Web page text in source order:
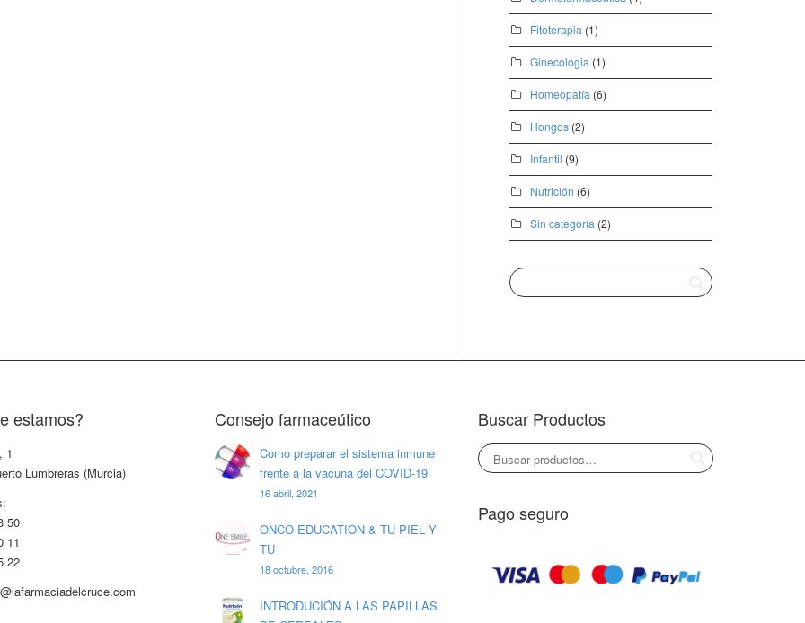
Fitoterapia (1)
Ginecologia (1)
Homeopatía (6)
Hongos(2)
Infantil (9)
Nutrición (6)
Sin categoría (2)
estamos?
1
Lumbreras (Murcia)
50
11
22
Consejo farmaceútico
Como preparar el sistema inmune
frente a la vacuna del COVID-19
16 abril, 2021
ONCO EDUCATION & TU PIEL Y
TU
18 octubre, 2016
INTRODUCIÓN A LAS PAPILLAS
Buscar Productos
Pago seguro